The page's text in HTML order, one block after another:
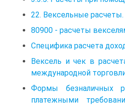
22. Вексельные
80900 - расчеты
Специфика расчета
Вексель и чек в
международной
Формы безналичных
платежными